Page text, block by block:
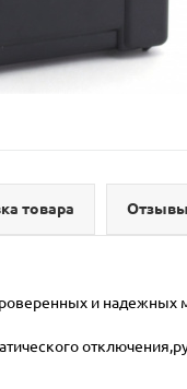
товара Отзывы
и надежных